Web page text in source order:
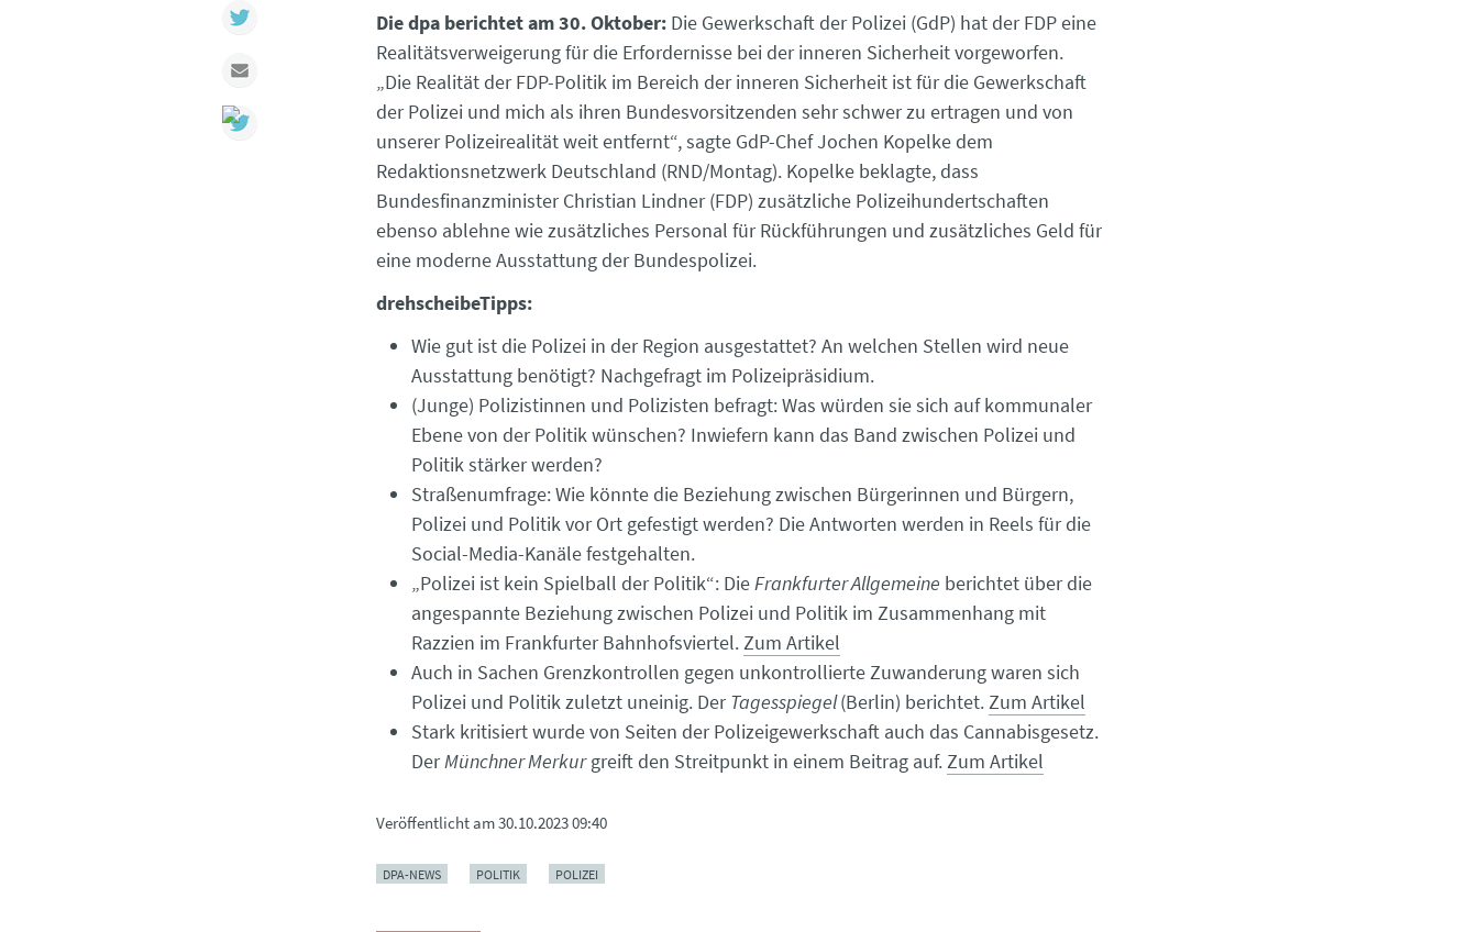
Die dpa berichtet am 30. Oktober: Die Gewerkschaft der Polizei (GdP) hat der FDP eine
Realitätsverweigerung für die Erfordernisse bei der inneren Sicherheit vorgeworfen.
„Die Realität der FDP-Politik im Bereich der inneren Sicherheit ist für die Gewerkschaft
der Polizei und mich als ihren Bundesvorsitzenden sehr schwer zu ertragen und von
unserer Polizeirealität weit entfernt“, sagte GdP-Chef Jochen Kopelke dem
Redaktionsnetzwerk Deutschland (RND/Montag). Kopelke beklagte, dass
Bundesfinanzminister Christian Lindner (FDP) zusätzliche Polizeihundertschaften
ebenso ablehne wie zusätzliches Personal für Rückführungen und zusätzliches Geld für
eine moderne Ausstattung der Bundespolizei.
drehscheibeTipps:
Wie gut ist die Polizei in der Region ausgestattet? An welchen Stellen wird neue
Ausstattung benötigt? Nachgefragt im Polizeipräsidium.
(Junge) Polizistinnen und Polizisten befragt: Was würden sie sich auf kommunaler
Ebene von der Politik wünschen? Inwiefern kann das Band zwischen Polizei und
Politik stärker werden?
Straßenumfrage: Wie könnte die Beziehung zwischen Bürgerinnen und Bürgern,
Polizei und Politik vor Ort gefestigt werden? Die Antworten werden in Reels für die
Social-Media-Kanäle festgehalten.
„Polizei ist kein Spielball der Politik“: Die Frankfurter Allgemeine berichtet über die
angespannte Beziehung zwischen Polizei und Politik im Zusammenhang mit
Razzien im Frankfurter Bahnhofsviertel. Zum Artikel
Auch in Sachen Grenzkontrollen gegen unkontrollierte Zuwanderung waren sich
Polizei und Politik zuletzt uneinig. DerTagesspiegel(Berlin) berichtet. Zum Artikel
Stark kritisiert wurde von Seiten der Polizeigewerkschaft auch das Cannabisgesetz.
DerMünchner Merkurgreift den Streitpunkt in einem Beitrag auf. Zum Artikel
Veröffentlicht am30.10.2023 09:40
DPA-NEWS POLITIK POLIZEI